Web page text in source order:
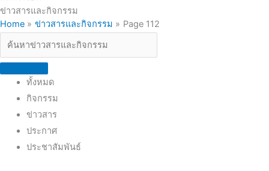
ข่าวสารและกิจกรรม
Home
ข่าวสารและกิจกรรม Page 112
Search
...
ทั้งหมด
กิจกรรม
ข่าวสาร
ประกาศ
ประชาสัมพันธ์